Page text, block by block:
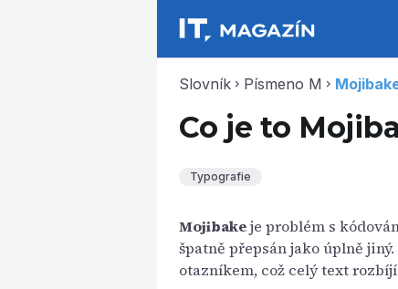
Slovník chevron_right Písmeno M chevron_right
Co je to
Typografie
Mojibakeje problém s
špatně přepsán jako úplně
otazníkem, což celý text